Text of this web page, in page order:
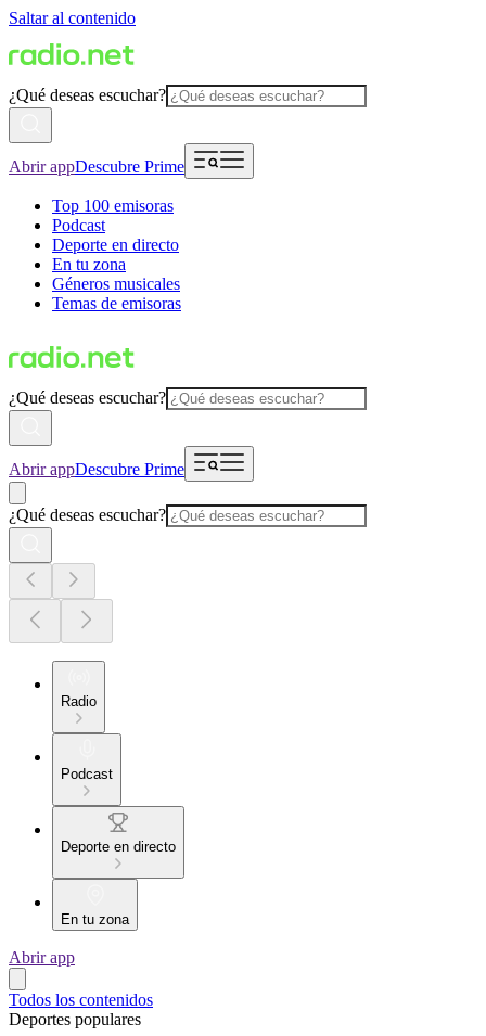
Saltar al contenido
¿Qué deseas escuchar?
Abrir appDescubre Prime
Top 100 emisoras
Podcast
Deporte en directo
En tu zona
Géneros musicales
Temas de emisoras
¿Qué deseas escuchar?
Abrir appDescubre Prime
¿Qué deseas escuchar?
Radio
Podcast
Deporte en directo
En tu zona
Abrir app
Todos los contenidos
Deportes populares